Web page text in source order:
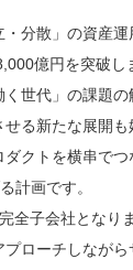
分散」の資産
億円を突破
世代」の課題の
る新たな展開
ダクトを横串で
計画です。
全子会社となり
ローチしながら